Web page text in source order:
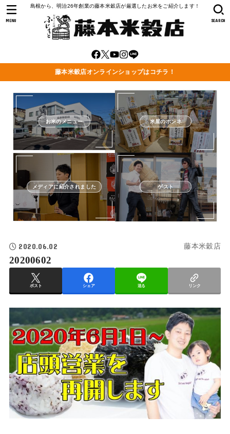
島根から、明治26年創業の藤本米穀店が厳選したお米をご紹介します！
SEARCH
MENU
藤本米穀店オンラインショップはコチラ！
お米のメニュー 米屋のホンネ
メディアに紹介されました ゲスト
2020.06.02 藤本米穀店
20200602
ポスト シェア 送る リンク